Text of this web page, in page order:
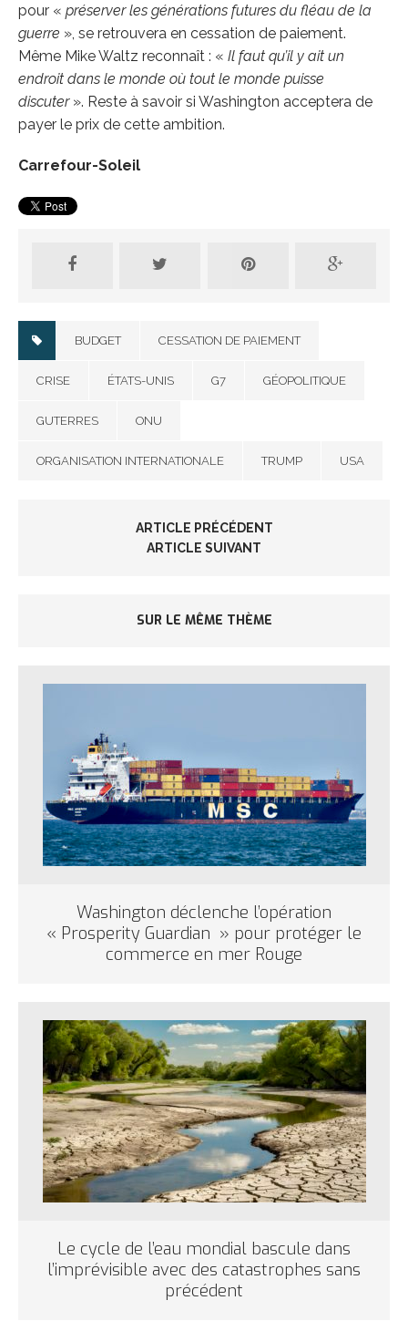
pour « préserver les générations futures du fléau de la
guerre », se retrouvera en cessation de paiement.
Même Mike Waltz reconnaît : « Il faut qu’il y ait un
endroit dans le monde où tout le monde puisse
discuter ». Reste à savoir si Washington acceptera de
payer le prix de cette ambition.
Carrefour-Soleil
BUDGET CESSATION DE PAIEMENT
CRISE ÉTATS-UNIS G7 GÉOPOLITIQUE
GUTERRES ONU
ORGANISATION INTERNATIONALE TRUMP USA
ARTICLE PRÉCÉDENT
ARTICLE SUIVANT
SUR LE MÊME THÈME
Washington déclenche l’opération
« Prosperity Guardian » pour protéger le
commerce en mer Rouge
Le cycle de l’eau mondial bascule dans
l’imprévisible avec des catastrophes sans
précédent